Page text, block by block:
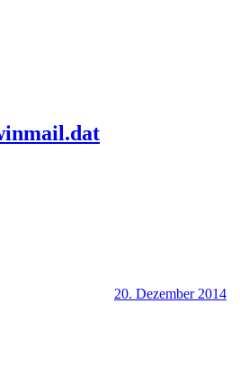
20. Dezember 2014